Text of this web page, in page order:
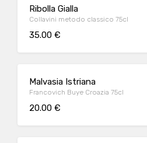
Ribolla Gialla
Collavini metodo classico 75cl
35.00 €
Malvasia Istriana
Francovich Buye Croazia 75cl
20.00 €